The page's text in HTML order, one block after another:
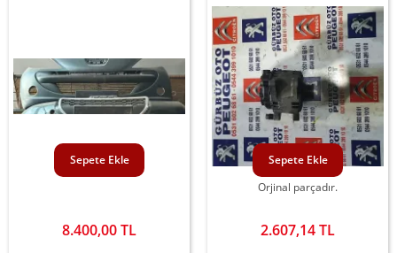
8.400,00 TL
Sepete Ekle
Orjinal parçadır.
2.607,14 TL
Sepete Ekle